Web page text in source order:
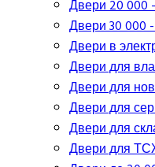
Двери 20 000
Двери 30 000
Двери в
Двери для
Двери для
Двери для
Двери для
Двери для